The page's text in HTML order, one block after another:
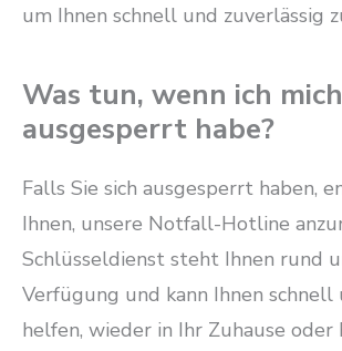
um Ihnen schnell und zuverlässig
Was tun, wenn ich mich
ausgesperrt habe?
Falls Sie sich ausgesperrt haben,
Ihnen, unsere Notfall-Hotline
Schlüsseldienst steht Ihnen rund
Verfügung und kann Ihnen
helfen, wieder in Ihr Zuhause oder